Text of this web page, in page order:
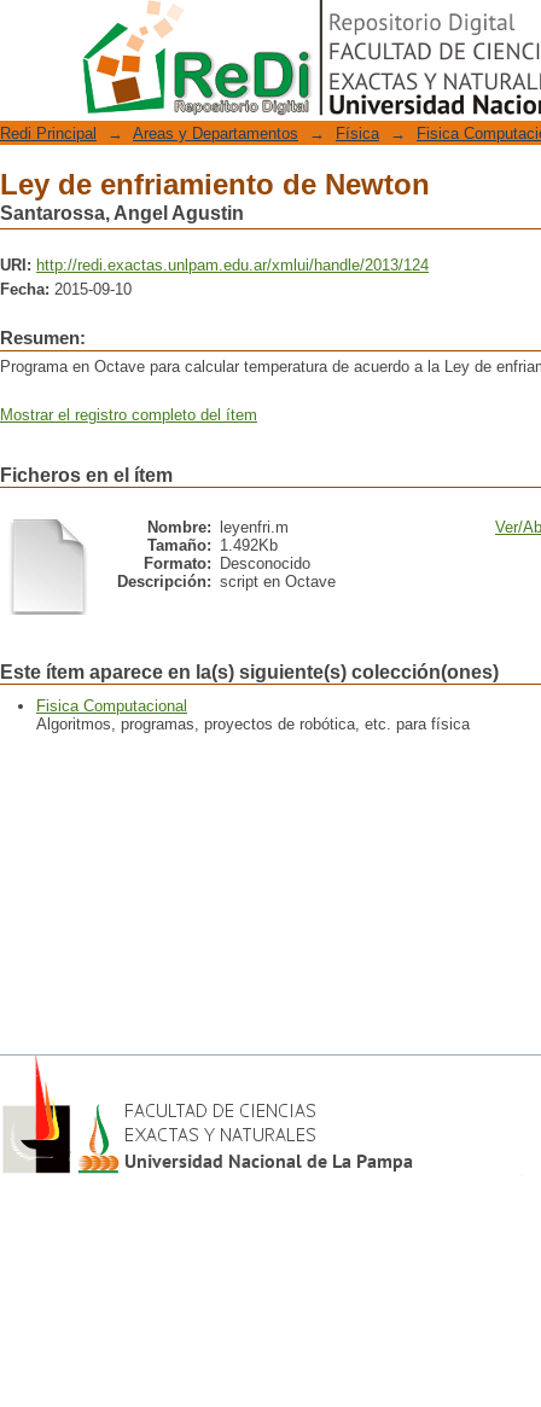
Ley de enfriamiento de Newton
Repositorio Digital
Redi Principal → Areas y Departamentos → Física → Fisica
Ley de enfriamiento de Newton
Santarossa, Angel Agustin
URI: http://redi.exactas.unlpam.edu.ar/xmlui/handle/2013/124
Fecha: 2015-09-10
Resumen:
Programa en Octave para calcular temperatura de acuerdo a la Ley de
Mostrar el registro completo del ítem
Ficheros en el ítem
Nombre:
leyenfri.m
Tamaño: 1.492Kb
Formato:
Desconocido
Descripción: script en Octave
Ver/
Este ítem aparece en la(s) siguiente(s) colección(ones)
Fisica Computacional
Algoritmos, programas, proyectos de robótica, etc. para física